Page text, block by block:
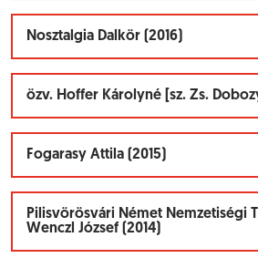
Nosztalgia Dalkör (2016)
özv. Hoffer Károlyné [sz. Zs.
Fogarasy Attila (2015)
Pilisvörösvári Német Nemzetiségi
Wenczl József (2014)